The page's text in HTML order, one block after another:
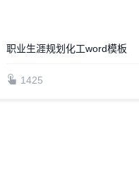
职业生涯规划化工word模板
1425